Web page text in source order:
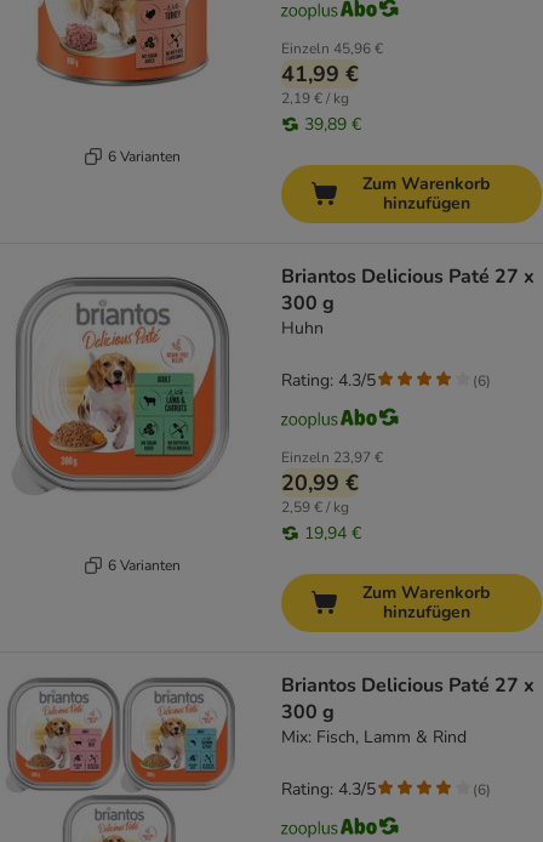
6 Varianten
Einzeln 45,96 €
41,99 €
2,19 € / kg
39,89 €
Zum Warenkorb
hinzufügen
6 Varianten
Briantos Delicious Paté 27 x
300 g
Huhn
Einzeln 23,97 €
20,99 €
2,59 € / kg
19,94 €
Rating: 4.3/5 (6)
Zum Warenkorb
hinzufügen
Briantos Delicious Paté 27 x
300 g
Mix: Fisch, Lamm & Rind
Rating: 4.3/5 (6)